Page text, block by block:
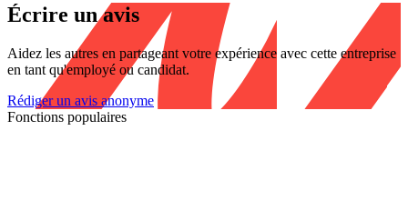
Écrire un avis
Aidez les autres en partageant votre expérience avec cette entreprise
en tant qu'employé ou candidat.
Rédiger un avis anonyme
Fonctions populaires